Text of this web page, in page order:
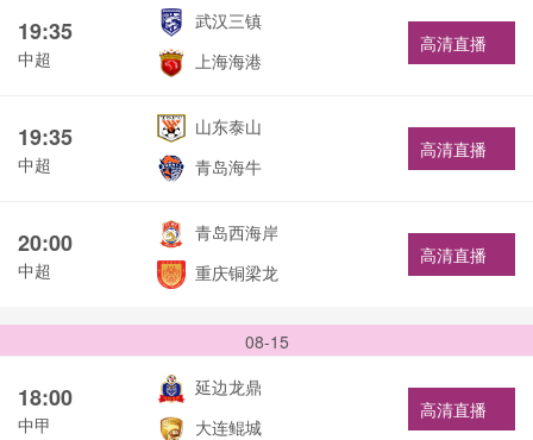
19:35
中超
武汉三镇
上海海港
高清直播
19:35
中超
山东泰山
青岛海牛
高清直播
20:00
中超
青岛西海岸
重庆铜梁龙
高清直播
08-15
18:00
中甲
延边龙鼎
大连鲲城
高清直播